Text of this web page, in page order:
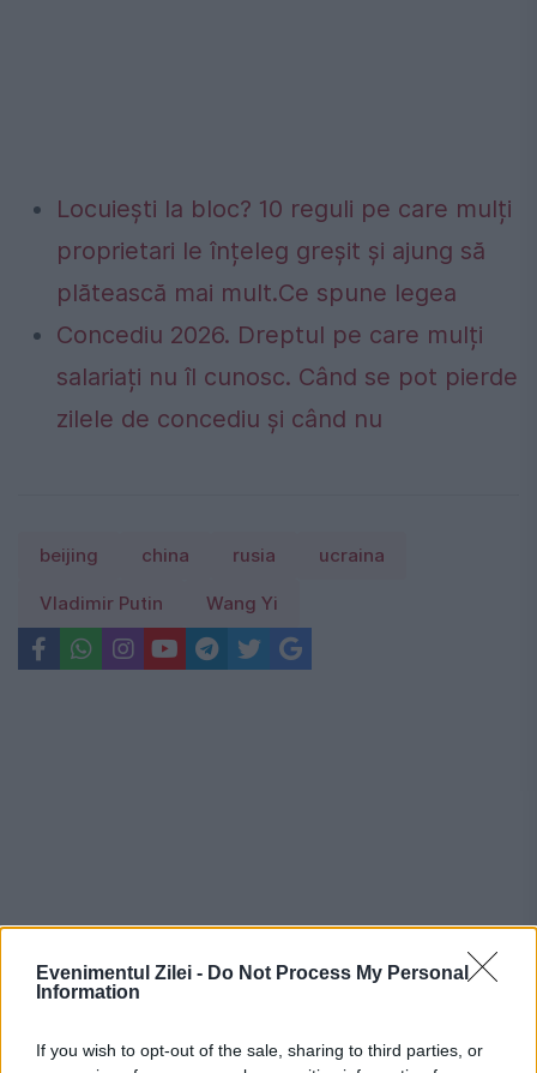
Evenimentul Zilei - Do Not Process My Personal
Information
If you wish to opt-out of the sale, sharing to third parties, or
Locuiești la bloc? 10 reguli pe care mulți
proprietari le înțeleg greșit și ajung să
plătească mai mult.Ce spune legea
Concediu 2026. Dreptul pe care mulți
salariați nu îl cunosc. Când se pot pierde
zilele de concediu și când nu
beijing china rusia ucraina
Vladimir Putin Wang Yi